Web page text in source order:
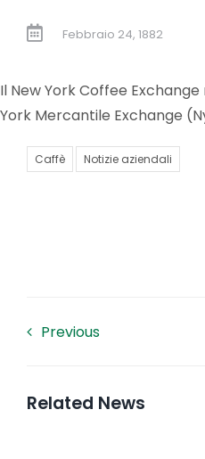
Febbraio 24, 1882
Il New York Coffee
York Mercantile Exchange
Caffè Notizie aziendali
Previous
Related News